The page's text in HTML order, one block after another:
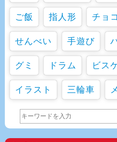
ご飯 指人形 チョコ
せんべい 手遊び
グミ ドラム ビス
イラスト 三輪車